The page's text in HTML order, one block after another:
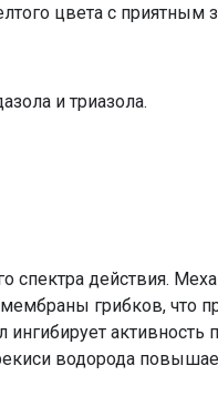
цвета с приятным
и триазола.
действия.
мембраны грибков, что
активность
водорода